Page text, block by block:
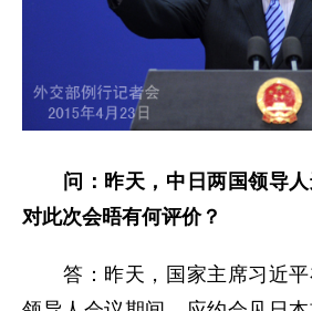
问：昨天，中日两国领导
对此次会晤有何评价？
答：昨天，国家主席习近平